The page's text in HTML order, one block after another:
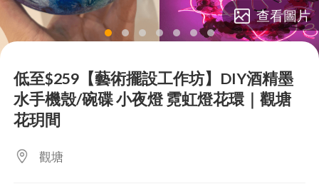
lens lens lens lens lens lens lens
查看圖片
低至$259【藝術擺設工作坊】DIY酒精墨
水手機殼/碗碟 小夜燈 霓虹燈花環｜觀塘
花玥間
觀塘